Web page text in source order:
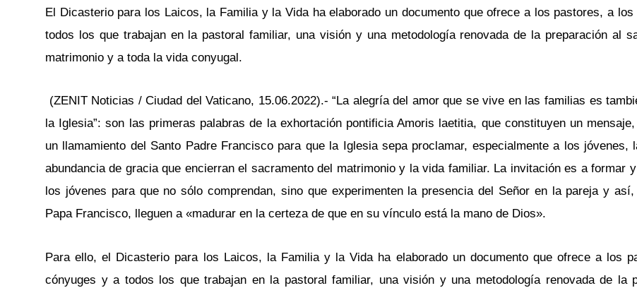
El Dicasterio para los Laicos, la Familia y la Vida ha elaborado un documento que ofrece a los pastores, a
todos los que trabajan en la pastoral familiar, una visión y una metodología renovada de la preparación al
matrimonio y a toda la vida conyugal.
(ZENIT Noticias / Ciudad del Vaticano, 15.06.2022).- “La alegría del amor que se vive en las familias es
la Iglesia”: son las primeras palabras de la exhortación pontificia Amoris laetitia, que constituyen un
un llamamiento del Santo Padre Francisco para que la Iglesia sepa proclamar, especialmente a los jóvenes,
abundancia de gracia que encierran el sacramento del matrimonio y la vida familiar. La invitación es a formar
los jóvenes para que no sólo comprendan, sino que experimenten la presencia del Señor en la pareja y
Papa Francisco, lleguen a «madurar en la certeza de que en su vínculo está la mano de Dios».
Para ello, el Dicasterio para los Laicos, la Familia y la Vida ha elaborado un documento que ofrece a los
cónyuges y a todos los que trabajan en la pastoral familiar, una visión y una metodología renovada de la